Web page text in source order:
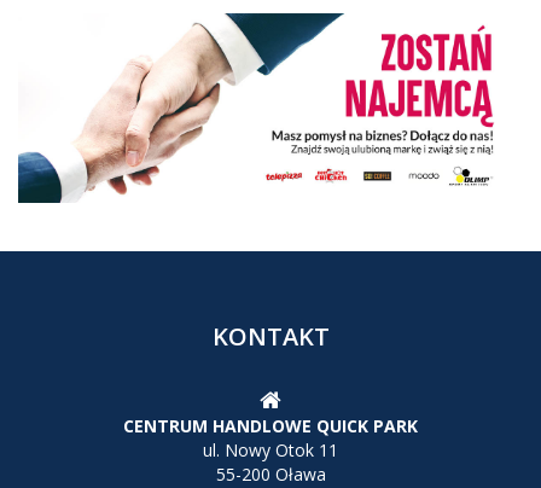
KONTAKT
CENTRUM HANDLOWE QUICK PARK
ul. Nowy Otok 11
55-200 Oława